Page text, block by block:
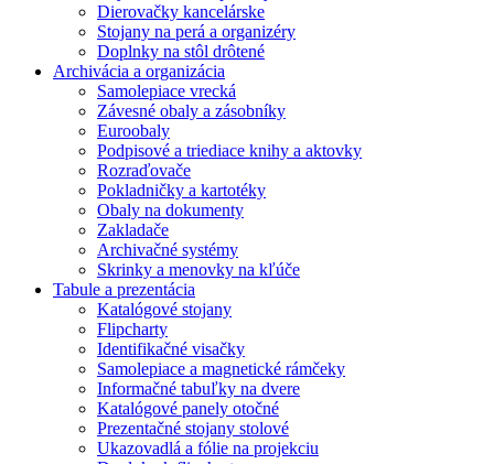
Dierovačky kancelárske
Stojany na perá a organizéry
Doplnky na stôl drôtené
Archivácia a organizácia
Samolepiace vrecká
Závesné obaly a zásobníky
Euroobaly
Podpisové a triediace knihy a aktovky
Rozraďovače
Pokladničky a kartotéky
Obaly na dokumenty
Zakladače
Archivačné systémy
Skrinky a menovky na kľúče
Tabule a prezentácia
Katalógové stojany
Flipcharty
Identifikačné visačky
Samolepiace a magnetické rámčeky
Informačné tabuľky na dvere
Katalógové panely otočné
Prezentačné stojany stolové
Ukazovadlá a fólie na projekciu